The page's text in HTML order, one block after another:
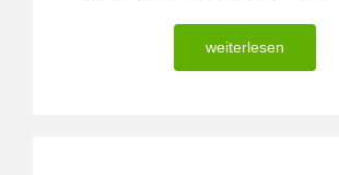
weiterlesen